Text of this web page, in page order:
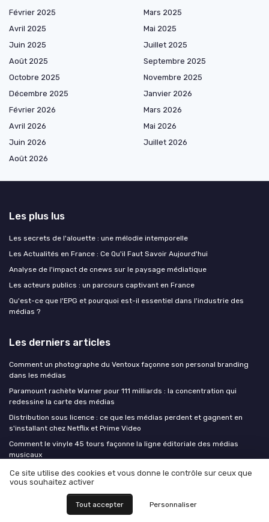
Février 2025
Mars 2025
Avril 2025
Mai 2025
Juin 2025
Juillet 2025
Août 2025
Septembre 2025
Octobre 2025
Novembre 2025
Décembre 2025
Janvier 2026
Février 2026
Mars 2026
Avril 2026
Mai 2026
Juin 2026
Juillet 2026
Août 2026
Les plus lus
Les secrets de l'alouette : une mélodie intemporelle
Les Actualités en France : Ce Qu'il Faut Savoir Aujourd'hui
Analyse de l'impact de cnews sur le paysage médiatique
Les acteurs publics : un parcours captivant en France
Qu'est-ce que l'EPG et pourquoi est-il essentiel dans l'industrie des
médias ?
Les derniers articles
Comment un photographe du Ventoux façonne son personal branding
dans les médias
Paramount rachète Warner pour 111 milliards : la concentration qui
redessine la carte des médias
Distribution sous licence : ce que les médias perdent et gagnent en
s'installant chez Netflix et Prime Video
Comment le vinyle 45 tours façonne la ligne éditoriale des médias
musicaux
Réactiver les abonnés dormants : les stratégies de reconquête qui
fonctionnent dans la presse en ligne
Medias Insiders
Ce site utilise des cookies et vous donne le contrôle sur ceux que
vous souhaitez activer
Tout accepter Personnaliser